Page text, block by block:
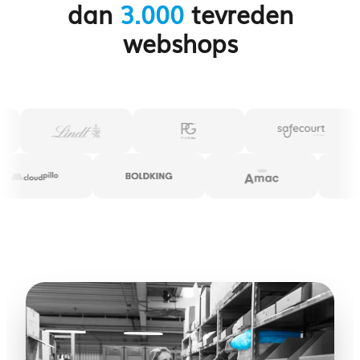
dan 3.000tevreden
webshops